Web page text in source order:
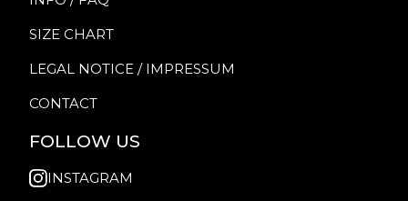
SIZE CHART
LEGAL NOTICE / IMPRESSUM
CONTACT
FOLLOW US
INSTAGRAM